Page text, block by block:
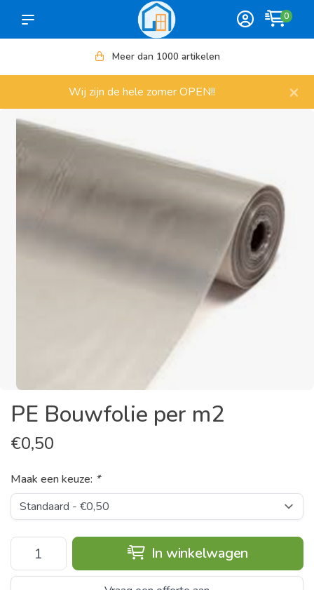
0
Meer dan 1000 artikelen
Wij zijn de hele zomer OPEN!! ×
PE Bouwfolie per m2
€0,50
Maak een keuze: *
In winkelwagen